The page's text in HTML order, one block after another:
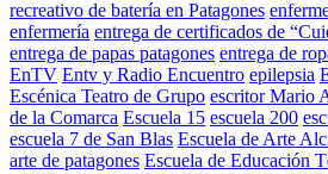
recreativo de batería en Patagones
enfermería entrega de certificados de
entrega de papas patagones entrega de
EnTV Entv y Radio Encuentro epilepsia
Escénica Teatro de Grupo escritor Mario
de la Comarca Escuela 15 escuela 200
escuela 7 de San Blas Escuela de Arte
arte de patagones Escuela de Educación